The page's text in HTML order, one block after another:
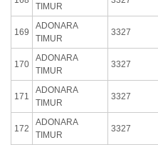
TIMUR
169
ADONARA
TIMUR
3327
170
ADONARA
TIMUR
3327
171
ADONARA
TIMUR
3327
172
ADONARA
TIMUR
3327